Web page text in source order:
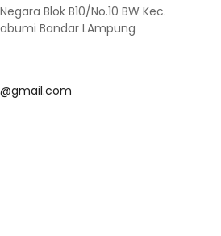
Blok B10/No.10 BW Kec.
Bandar LAmpung